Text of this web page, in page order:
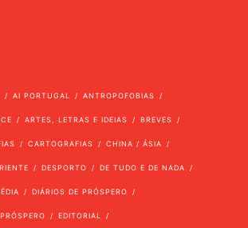
AI PORTUGAL ANTROPOFOBIAS
ARTES, LETRAS E IDEIAS BREVES
CARTOGRAFIAS CHINA / ÁSIA
DESPORTO DE TUDO E DE NADA
DIÁRIOS DE PRÓSPERO
EDITORIAL